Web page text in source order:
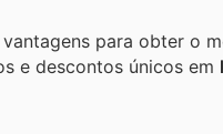
para obter o
e descontos únicos em